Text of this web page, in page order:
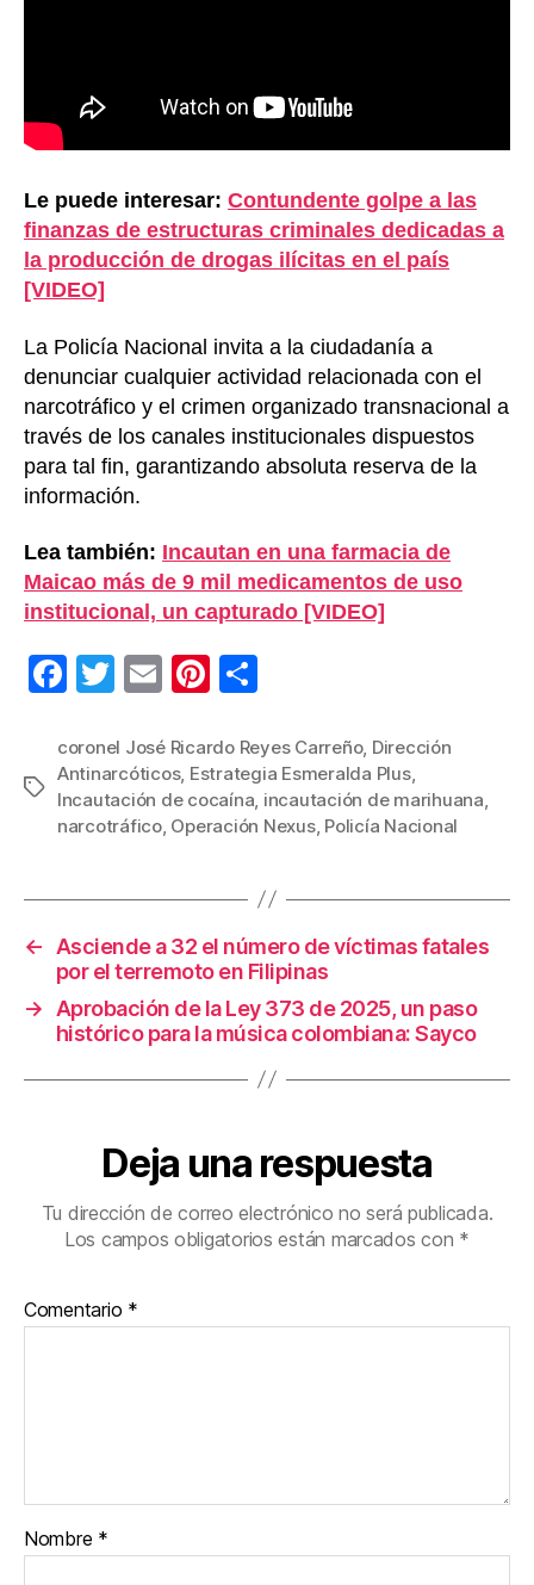
Le puede interesar: Contundente golpe a las
finanzas de estructuras criminales dedicadas a
la producción de drogas ilícitas en el país
[VIDEO]
La Policía Nacional invita a la ciudadanía a
denunciar cualquier actividad relacionada con el
narcotráfico y el crimen organizado transnacional a
través de los canales institucionales dispuestos
para tal fin, garantizando absoluta reserva de la
información.
Lea también: Incautan en una farmacia de
Maicao más de 9 mil medicamentos de uso
institucional, un capturado [VIDEO]
F
c
e
b
o
k
T
tt
er
E
ail
Pi
er
e
st
m
p
ar
Etiquetas
coronel José Ricardo Reyes Carreño, Dirección
Antinarcóticos, Estrategia Esmeralda Plus,
Incautación de cocaína, incautación de marihuana,
narcotráfico, Operación Nexus, Policía Nacional
←
Asciende a 32 el número de víctimas fatales
por el terremoto en Filipinas
→
Aprobación de la Ley 373 de 2025, un paso
histórico para la música colombiana: Sayco
Deja una respuesta
Tu dirección de correo electrónico no será publicada.
Los campos obligatorios están marcados con *
Comentario *
Nombre *